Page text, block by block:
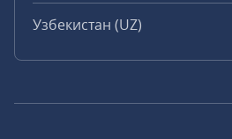
Узбекистан (UZ)